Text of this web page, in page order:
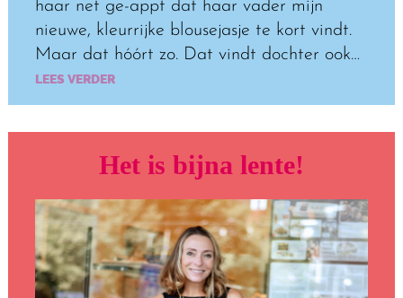
haar net ge-appt dat haar vader mijn
nieuwe, kleurrijke blousejasje te kort vindt.
Maar dat hóórt zo. Dat vindt dochter ook…
LEES VERDER
Het is bijna lente!